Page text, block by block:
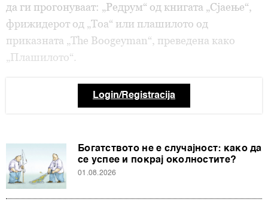
да ги прогонуваат: „Редрум“ од книгата „Сјаење“,
фрижидерот од „Тоa“ или плашилото од
приказната „The Boogeyman“, преведена како
„Плашилото“.
Login/Registracija
Богатството не е случајност: како да
се успее и покрај околностите?
01.08.2026